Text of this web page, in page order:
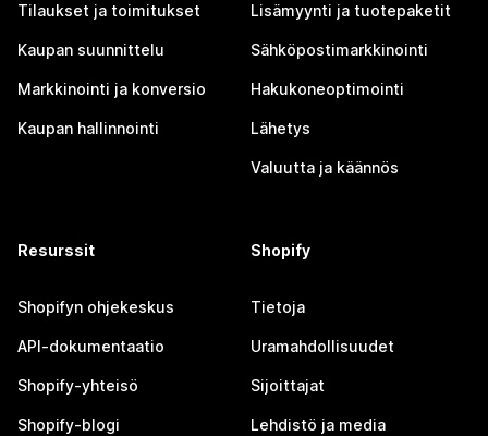
Tilaukset ja toimitukset
Kaupan suunnittelu
Markkinointi ja konversio
Kaupan hallinnointi
Lisämyynti ja tuotepaketit
Sähköpostimarkkinointi
Hakukoneoptimointi
Lähetys
Valuutta ja käännös
Resurssit
Shopifyn ohjekeskus
API-dokumentaatio
Shopify-yhteisö
Shopify-blogi
Shopify
Tietoja
Uramahdollisuudet
Sijoittajat
Lehdistö ja media